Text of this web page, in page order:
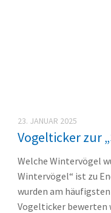
23. JANUAR 2025
Vogelticker zur
Welche Wintervögel
Wintervögel“ ist zu
wurden am
Vogelticker bewerten